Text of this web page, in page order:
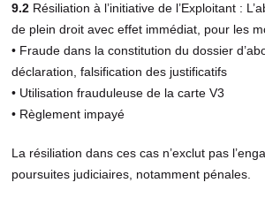
9.2 Résiliation à l’initiative de l’Exploitant :
de plein droit avec effet immédiat, pour les
• Fraude dans la constitution du dossier
déclaration, falsification des justificatifs
• Utilisation frauduleuse de la carte V3
• Règlement impayé
La résiliation dans ces cas n’exclut pas
poursuites judiciaires, notamment pénales.